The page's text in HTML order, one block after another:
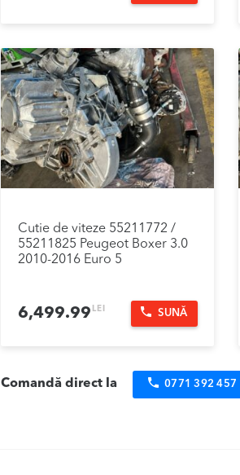
Cutie de viteze 55211772 /
55211825 Peugeot Boxer 3.0
2010-2016 Euro 5
6,499.99 LEI SUNĂ
Comandă direct la 0771 392 457